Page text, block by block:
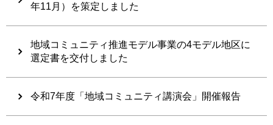
年11月）を策定しました
地域コミュニティ推進モデル事業の4モデル地区に
選定書を交付しました
令和7年度「地域コミュニティ講演会」開催報告